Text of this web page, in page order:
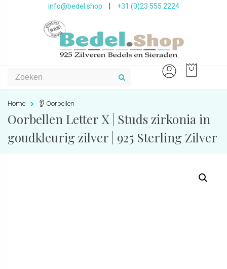
info@bedel.shop +31 (0)23 555 2224
Home 👂 Oorbellen
Oorbellen Letter X | Studs zirkonia in
goudkleurig zilver | 925 Sterling Zilver